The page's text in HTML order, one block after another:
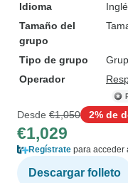
Idioma
Tamaño del
grupo
Tipo de grupo
Operador
Desde €1,050 2% de
€1,029
Regístrate para acceder
Descargar folleto